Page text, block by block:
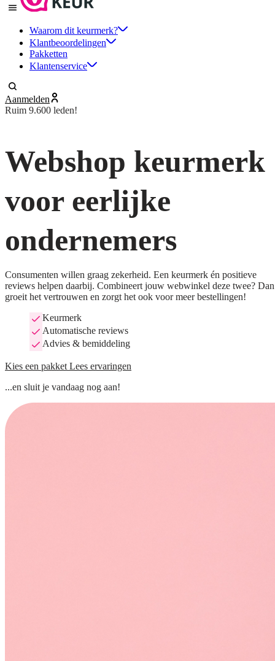
Waarom dit keurmerk?
Klantbeoordelingen
Pakketten
Klantenservice
Aanmelden
Ruim 9.600 leden!
Webshop keurmerk
voor eerlijke
ondernemers
Consumenten willen graag zekerheid. Een keurmerk én positieve
reviews helpen daarbij. Combineert jouw webwinkel deze twee? Dan
groeit het vertrouwen en zorgt het ook voor meer bestellingen!
Keurmerk
Automatische reviews
Advies & bemiddeling
Kies een pakket Lees ervaringen
...en sluit je vandaag nog aan!